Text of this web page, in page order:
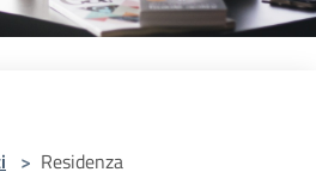
> Residenza